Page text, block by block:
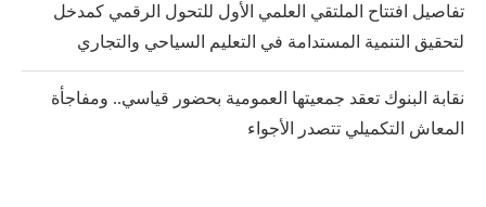
تفاصيل افتتاح الملتقي العلمي الأول للتحول الرقمي كمدخل
لتحقيق التنمية المستدامة في التعليم السياحي والتجاري
نقابة البنوك تعقد جمعيتها العمومية بحضور قياسي.. ومفاجأة
المعاش التكميلي تتصدر الأجواء